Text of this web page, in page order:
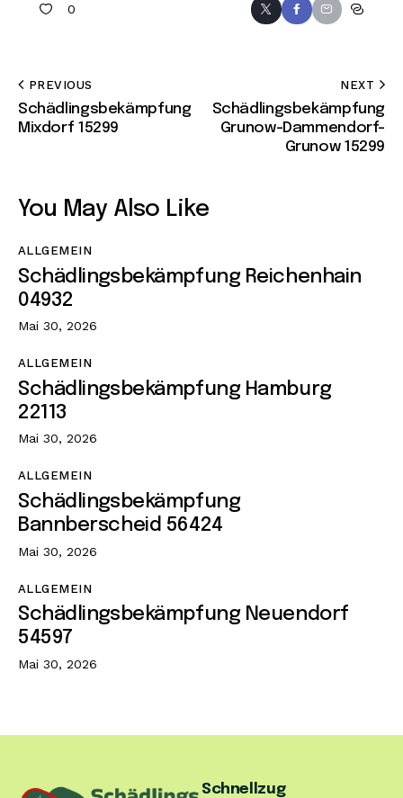
0
PREVIOUS
Schädlingsbekämpfung
Mixdorf 15299
NEXT
Schädlingsbekämpfung
Grunow-Dammendorf-
Grunow 15299
You May Also Like
ALLGEMEIN
Schädlingsbekämpfung Reichenhain
04932
Mai 30, 2026
ALLGEMEIN
Schädlingsbekämpfung Hamburg
22113
Mai 30, 2026
ALLGEMEIN
Schädlingsbekämpfung
Bannberscheid 56424
Mai 30, 2026
ALLGEMEIN
Schädlingsbekämpfung Neuendorf
54597
Mai 30, 2026
Schnellzug